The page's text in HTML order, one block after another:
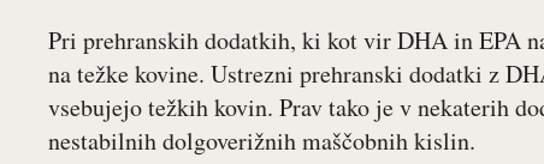
Pri prehranskih dodatkih, ki kot vir DHA in EPA
na težke kovine. Ustrezni prehranski dodatki z
vsebujejo težkih kovin. Prav tako je v nekaterih
nestabilnih dolgoverižnih maščobnih kislin.